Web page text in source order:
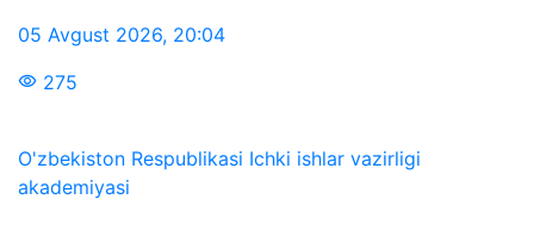
05 Avgust 2026, 20:04
275
O'zbekiston Respublikasi Ichki ishlar vazirligi
akademiyasi